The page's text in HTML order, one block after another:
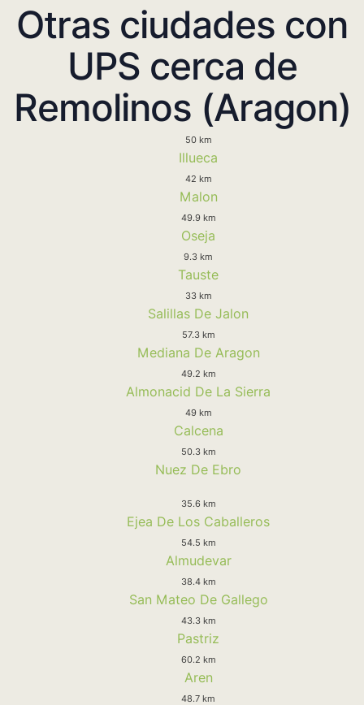
Otras ciudades con
UPS cerca de
Remolinos (Aragon)
50 km
Illueca
42 km
Malon
49.9 km
Oseja
9.3 km
Tauste
33 km
Salillas De Jalon
57.3 km
Mediana De Aragon
49.2 km
Almonacid De La Sierra
49 km
Calcena
50.3 km
Nuez De Ebro
35.6 km
Ejea De Los Caballeros
54.5 km
Almudevar
38.4 km
San Mateo De Gallego
43.3 km
Pastriz
60.2 km
Aren
48.7 km